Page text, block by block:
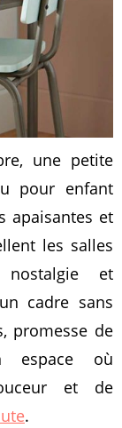
une petite
pour enfant
apaisantes et
les salles
et
cadre sans
promesse de
espace où
et de
.